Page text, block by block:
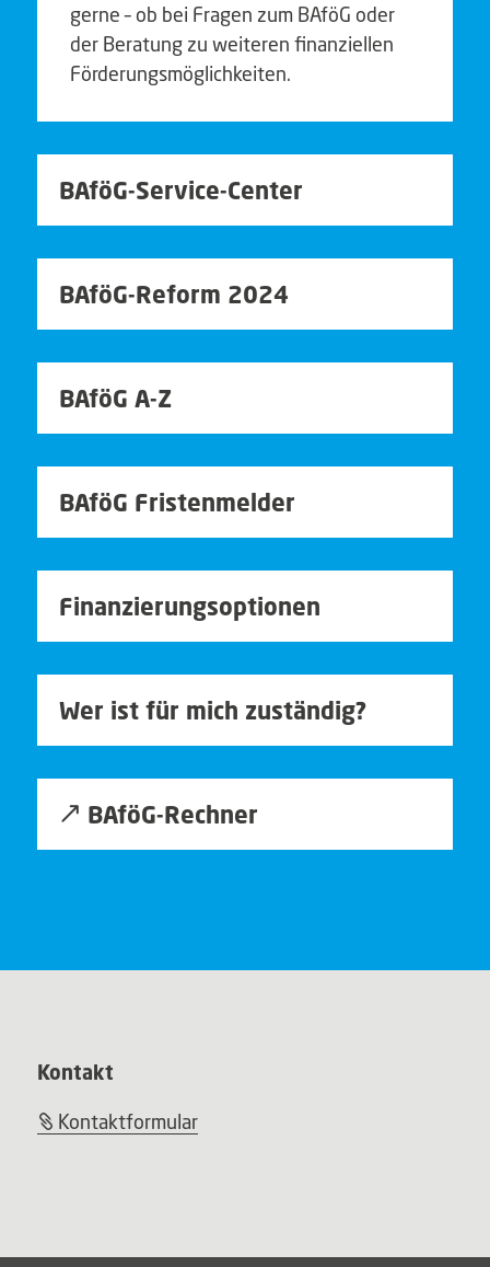
gerne – ob bei Fragen zum BAföG oder
der Beratung zu weiteren finanziellen
Förderungsmöglichkeiten.
BAföG-Service-Center
BAföG-Reform 2024
BAföG A-Z
BAföG Fristenmelder
Finanzierungsoptionen
Wer ist für mich zuständig?
BAföG-Rechner
Kontakt
Kontaktformular